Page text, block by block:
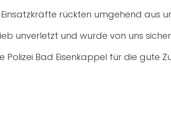
rückten umgehend aus
unverletzt und wurde von uns
Polizei Bad Eisenkappel für die gute